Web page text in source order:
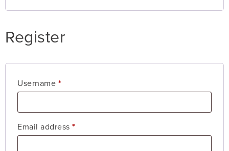
Register
Username *
Email address *